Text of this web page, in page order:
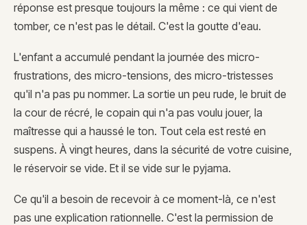
réponse est presque toujours la même : ce qui vient de
tomber, ce n'est pas le détail. C'est la goutte d'eau.
L'enfant a accumulé pendant la journée des micro-
frustrations, des micro-tensions, des micro-tristesses
qu'il n'a pas pu nommer. La sortie un peu rude, le bruit de
la cour de récré, le copain qui n'a pas voulu jouer, la
maîtresse qui a haussé le ton. Tout cela est resté en
suspens. À vingt heures, dans la sécurité de votre cuisine,
le réservoir se vide. Et il se vide sur le pyjama.
Ce qu'il a besoin de recevoir à ce moment-là, ce n'est
pas une explication rationnelle. C'est la permission de